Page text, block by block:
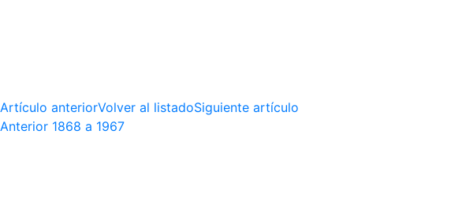
Artículo anteriorVolver al listadoSiguiente artículo
Anterior 1868 a 1967